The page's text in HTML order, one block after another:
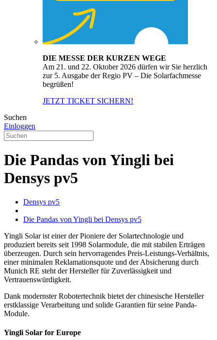
DIE MESSE DER KURZEN WEGE
Am 21. und 22. Oktober 2026 dürfen wir Sie herzlich
zur 5. Ausgabe der Regio PV – Die Solarfachmesse
begrüßen!
JETZT TICKET SICHERN!
Suchen
Einloggen
Die Pandas von Yingli bei
Densys pv5
Densys pv5
Die Pandas von Yingli bei Densys pv5
Yingli Solar ist einer der Pioniere der Solartechnologie und
produziert bereits seit 1998 Solarmodule, die mit stabilen Erträgen
überzeugen. Durch sein hervorragendes Preis-Leistungs-Verhältnis,
einer minimalen Reklamationsquote und der Absicherung durch
Munich RE steht der Hersteller für Zuverlässigkeit und
Vertrauenswürdigkeit.
Dank modernster Robotertechnik bietet der chinesische Hersteller
erstklassige Verarbeitung und solide Garantien für seine Panda-
Module.
Yingli Solar for Europe